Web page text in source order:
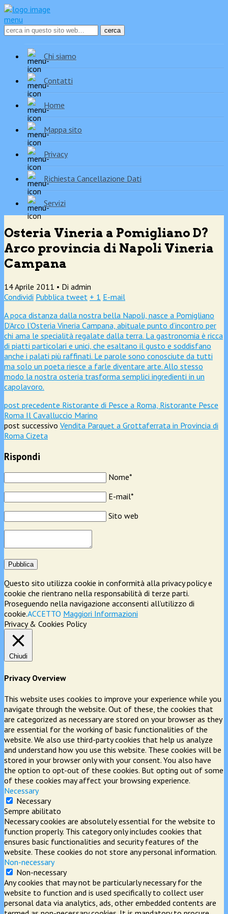
menu
Chi siamo
Contatti
Home
Mappa sito
Privacy
Richiesta Cancellazione Dati
Servizi
Osteria Vineria a Pomigliano D?
Arco provincia di Napoli Vineria
Campana
14 Aprile 2011 • Di admin
Condividi Pubblica tweet + 1 E-mail
A poca distanza dalla nostra bella Napoli, nasce a Pomigliano
D’Arco l’Osteria Vineria Campana, abituale punto d’incontro per
chi ama le specialità regalate dalla terra. La gastronomia è ricca
di piatti particolari e unici, che esaltano il gusto e soddisfano
anche i palati più raffinati. Le parole sono conosciute da tutti
ma solo un poeta riesce a farle diventare arte. Allo stesso
modo la nostra osteria trasforma semplici ingredienti in un
capolavoro.
post precedente Ristorante di Pesce a Roma, Ristorante Pesce
Roma Il Cavalluccio Marino
post successivo Vendita Parquet a Grottaferrata in Provincia di
Roma Cizeta
Rispondi
Nome*
E-mail*
Sito web
Pubblica
Questo sito utilizza cookie in conformità alla privacy policy e
cookie che rientrano nella responsabilità di terze parti.
Proseguendo nella navigazione acconsenti all’utilizzo di
cookie.ACCETTO Maggiori Informazioni
Privacy & Cookies Policy
Chiudi
Privacy Overview
This website uses cookies to improve your experience while you
navigate through the website. Out of these, the cookies that
are categorized as necessary are stored on your browser as they
are essential for the working of basic functionalities of the
website. We also use third-party cookies that help us analyze
and understand how you use this website. These cookies will be
stored in your browser only with your consent. You also have
the option to opt-out of these cookies. But opting out of some
of these cookies may affect your browsing experience.
Necessary
Necessary
Sempre abilitato
Necessary cookies are absolutely essential for the website to
function properly. This category only includes cookies that
ensures basic functionalities and security features of the
website. These cookies do not store any personal information.
Non-necessary
Non-necessary
Any cookies that may not be particularly necessary for the
website to function and is used specifically to collect user
personal data via analytics, ads, other embedded contents are